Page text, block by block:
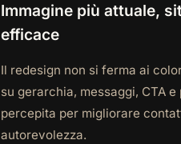
Immagine più attuale,
efficace
Il redesign non si ferma ai
su gerarchia, messaggi, CTA
percepita per migliorare
autorevolezza.